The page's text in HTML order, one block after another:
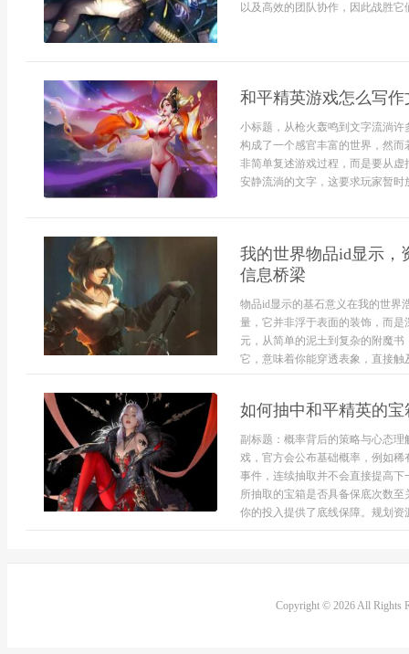
以及高效的团队协作，因此战胜
和平精英游戏怎么写
小标题，从枪火轰鸣到文字流淌
构成了一个感官丰富的世界，然
非简单复述游戏过程，而是要从
安静流淌的文字，这要求玩家暂时
我的世界物品id显示，
信息桥梁
物品id显示的基石意义在我的世界
量，它并非浮于表面的装饰，而
元，从简单的泥土到复杂的附魔
它，意味着你能穿透表象，直接触
如何抽中和平精英的
副标题：概率背后的策略与心态
戏，官方会公布基础概率，例如
事件，连续抽取并不会直接提高
所抽取的宝箱是否具备保底次数
你的投入提供了底线保障。规划资
Copyright © 2026 All Rights